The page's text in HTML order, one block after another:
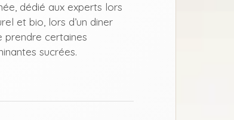
dédié aux experts lors
et bio, lors d’un diner
prendre certaines
sucrées.